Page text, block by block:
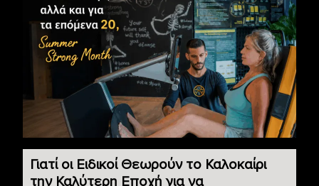
Γιατί οι Ειδικοί Θεωρούν το Καλοκαίρι
την Καλύτερη Εποχή για να